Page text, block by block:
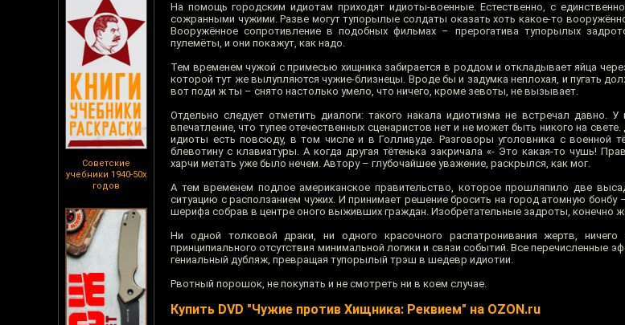
Советские
учебники 1940-50х
годов
На помощь городским идиотам приходят идиоты-военные. Естественно, с
сожранными чужими. Разве могут тупорылые солдаты оказать хоть какое-то
Вооружённое сопротивление в подобных фильмах – прерогатива тупорылых
пулемёты, и они покажут, как надо.
Тем временем чужой с примесью хищника забирается в роддом и откладывает яйца
которой тут же вылупляются чужие-близнецы. Вроде бы и задумка неплохая, и пугать
вот поди ж ты – снято настолько умело, что ничего, кроме зевоты, не вызывает.
Отдельно следует отметить диалоги: такого накала идиотизма не встречал давно.
впечатление, что тупее отечественных сценаристов нет и не может быть никого на
идиоты есть повсюду, в том числе и в Голливуде. Разговоры уголовника с военной
блевотину с клавиатуры. А когда другая тётенька закричала «- Это какая-то чушь!
харчи метать уже было нечем. Автору – глубочайшее уважение, раскрылся, как мог.
А тем временем подлое американское правительство, которое прошляпило две
ситуацию с расползанием чужих. И принимает решение бросить на город атомную
шерифа собрав в центре оного выживших граждан. Изобретательные задроты, конечно
Ни одной толковой драки, ни одного красочного распатронивания жертв,
принципиального отсутствия минимальной логики и связи событий. Все перечисленные
гениальный дубляж, превращая тупорылый трэш в шедевр идиотии.
Рвотный порошок, не покупать и не смотреть ни в коем случае.
Купить DVD "Чужие против Хищника: Реквием" на OZON.ru